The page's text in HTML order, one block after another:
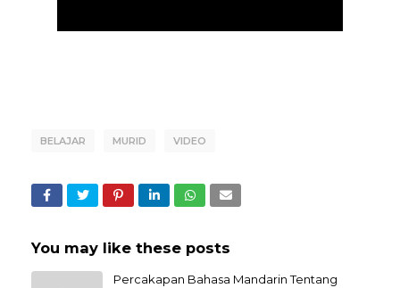
BELAJAR MURID VIDEO
You may like these posts
Percakapan Bahasa Mandarin Tentang